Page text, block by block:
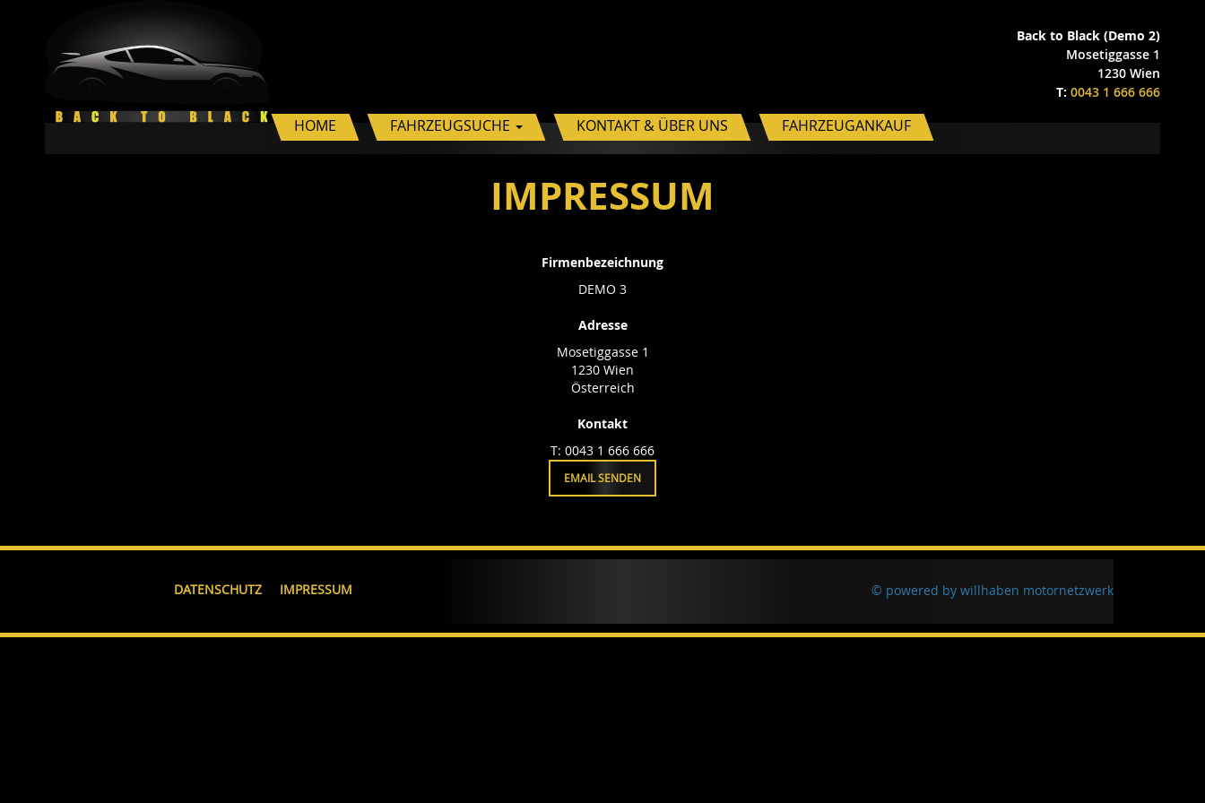
Back to Black (Demo 2)
Mosetiggasse 1
1230 Wien
T: 0043 1 666 666
HOME FAHRZEUGSUCHE KONTAKT & ÜBER UNS FAHRZEUGANKAUF
IMPRESSUM
Firmenbezeichnung
DEMO 3
Adresse
Mosetiggasse 1
1230 Wien
Österreich
Kontakt
T: 0043 1 666 666
EMAIL SENDEN
DATENSCHUTZ IMPRESSUM © powered by willhaben motornetzwerk